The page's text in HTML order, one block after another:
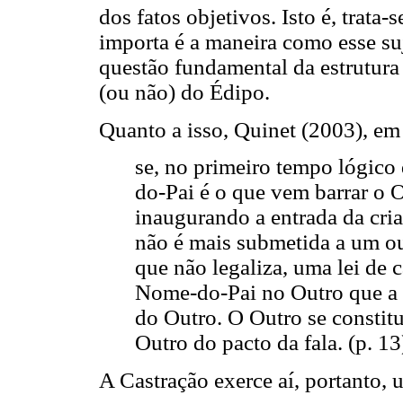
dos fatos objetivos. Isto é, trata-
importa é a maneira como esse
questão fundamental da
(ou não) do Édipo.
Quanto a isso, Quinet (2003),
se, no primeiro tempo
do-Pai é o que vem barrar o
inaugurando a entrada da
não é mais submetida a um
que não legaliza, uma lei de
Nome-do-Pai no Outro que
do Outro. O Outro se
Outro do pacto da fala. (p.
A Castração exerce aí, portanto,